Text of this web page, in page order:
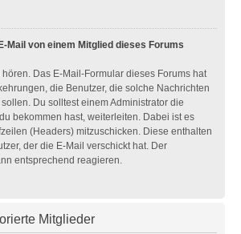
Mail von einem Mitglied dieses Forums
Das E-Mail-Formular dieses Forums hat
die Benutzer, die solche Nachrichten
Du solltest einem Administrator die
bekommen hast, weiterleiten. Dabei ist es
(Headers) mitzuschicken. Diese enthalten
der die E-Mail verschickt hat. Der
entsprechend reagieren.
Mitglieder